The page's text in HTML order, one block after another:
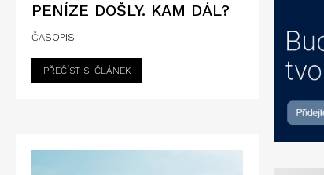
PENÍZE DOŠLY. KAM DÁL?
ČASOPIS
PŘEČÍST SI ČLÁNEK